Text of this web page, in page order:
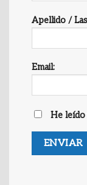
Apellido /
Email:
He